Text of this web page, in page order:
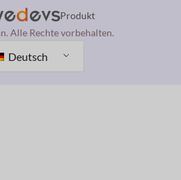
Produkt
Alle Rechte vorbehalten.
Deutsch